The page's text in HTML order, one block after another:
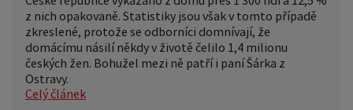
z nich opakovaně. Statistiky jsou však v tomto případě
zkreslené, protože se odborníci domnívají, že
domácímu násilí někdy v životě čelilo 1,4 milionu
českých žen. Bohužel mezi ně patří i paní Šárka z
Ostravy.
Celý článek